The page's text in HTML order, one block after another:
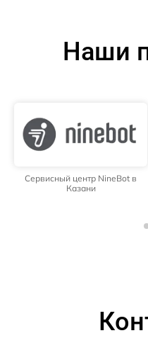
Наши
Сервисный центр NineBot в
Казани